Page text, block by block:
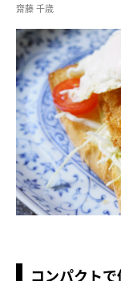
齋藤 千歳
コンパクト